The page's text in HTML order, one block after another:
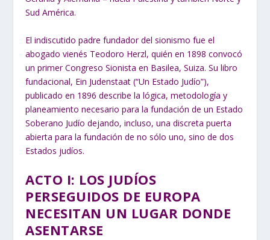
Sud América.
El indiscutido padre fundador del sionismo fue el
abogado vienés Teodoro Herzl, quién en 1898 convocó
un primer Congreso Sionista en Basilea, Suiza. Su libro
fundacional, Ein Judenstaat (“Un Estado Judío”),
publicado en 1896 describe la lógica, metodología y
planeamiento necesario para la fundación de un Estado
Soberano Judío dejando, incluso, una discreta puerta
abierta para la fundación de no sólo uno, sino de dos
Estados judíos.
ACTO I: LOS JUDÍOS
PERSEGUIDOS DE EUROPA
NECESITAN UN LUGAR DONDE
ASENTARSE